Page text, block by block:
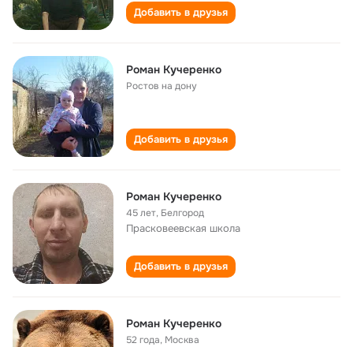
Добавить в друзья
Роман Кучеренко
Ростов на дону
Добавить в друзья
Роман Кучеренко
45 лет, Белгород
Прасковеевская школа
Добавить в друзья
Роман Кучеренко
52 года, Москва